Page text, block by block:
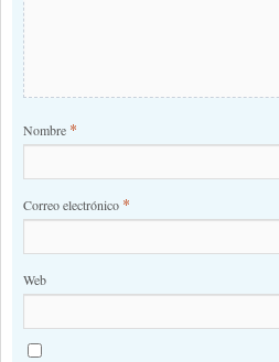
Nombre *
Correo electrónico *
Web